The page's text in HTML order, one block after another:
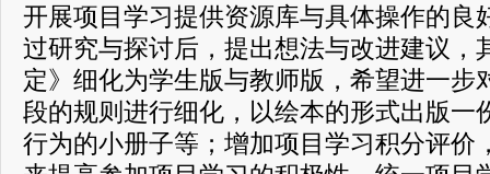
开展项目学习提供资源库与具体操作的良
过研究与探讨后，提出想法与改进建议，
定》细化为学生版与教师版，希望进一步
段的规则进行细化，以绘本的形式出版一
行为的小册子等；增加项目学习积分评价